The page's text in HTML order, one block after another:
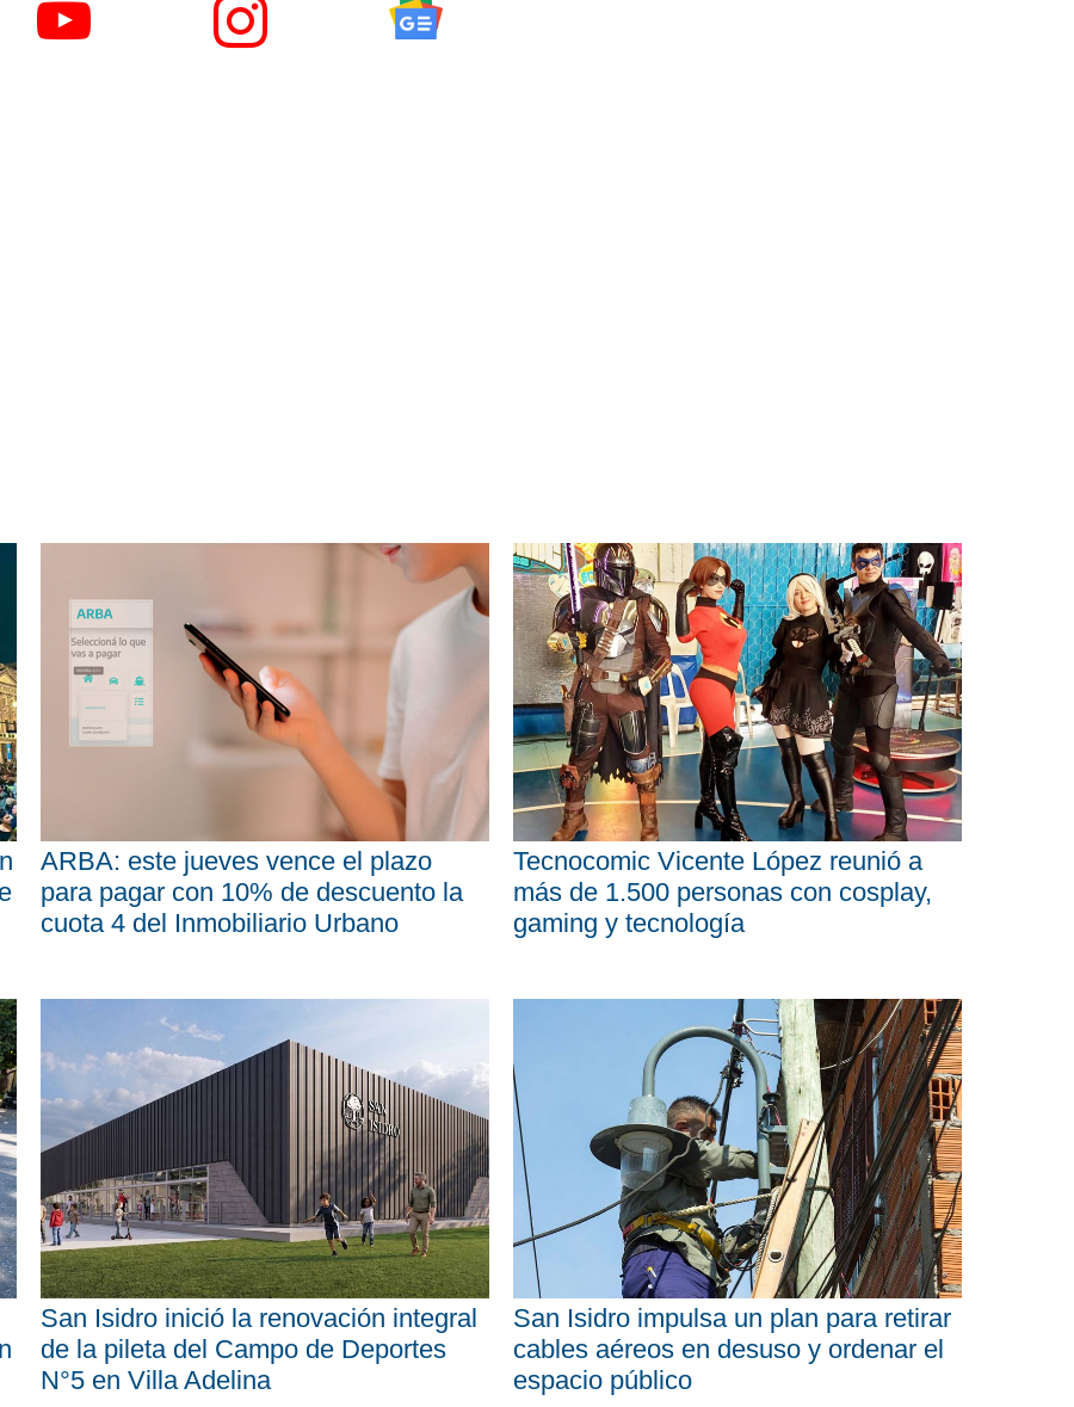
ARBA: este jueves vence el plazo
para pagar con 10% de descuento la
cuota 4 del Inmobiliario Urbano
Tecnocomic Vicente López reunió a
más de 1.500 personas con cosplay,
gaming y tecnología
San Isidro inició la renovación integral
de la pileta del Campo de Deportes
N°5 en Villa Adelina
San Isidro impulsa un plan para retirar
cables aéreos en desuso y ordenar el
espacio público